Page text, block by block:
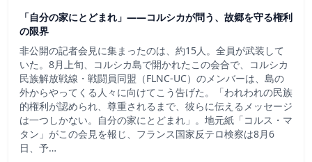
「自分の家にとどまれ」——コルシカが問う、故郷を守る権利
の限界
非公開の記者会見に集まったのは、約15人。全員が武装して
いた。8月上旬、コルシカ島で開かれたこの会合で、コルシカ
民族解放戦線・戦闘員同盟（FLNC-UC）のメンバーは、島の
外からやってくる人々に向けてこう告げた。「われわれの民族
的権利が認められ、尊重されるまで、彼らに伝えるメッセージ
は一つしかない。自分の家にとどまれ」。地元紙「コルス・マ
タン」がこの会見を報じ、フランス国家反テロ検察は8月6
日、予…